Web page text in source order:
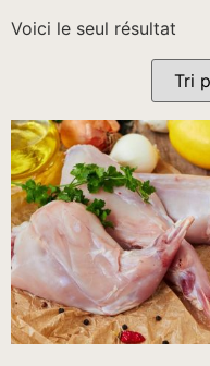
Voici le seul résultat